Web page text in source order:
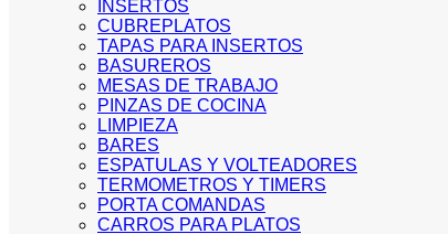
INSERTOS
CUBREPLATOS
TAPAS PARA INSERTOS
BASUREROS
MESAS DE TRABAJO
PINZAS DE COCINA
LIMPIEZA
BARES
ESPATULAS Y VOLTEADORES
TERMOMETROS Y TIMERS
PORTA COMANDAS
CARROS PARA PLATOS